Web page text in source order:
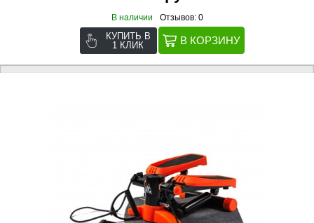
В наличии Отзывов: 0
КУПИТЬ В
1 КЛИК